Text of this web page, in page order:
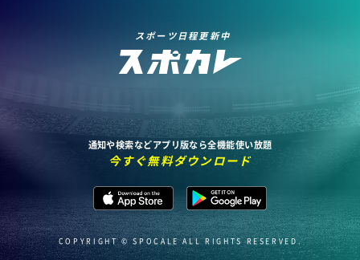
スポーツ日程更新中
通知や検索などアプリ版なら全機能使い放題
今すぐ無料ダウンロード
COPYRIGHT © SPOCALE ALL RIGHTS RESERVED.